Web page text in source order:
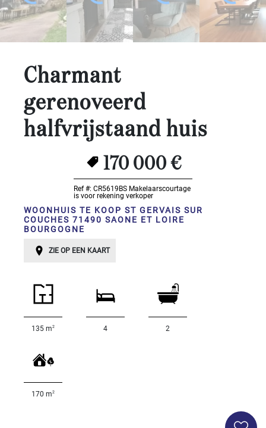
Slaapkamers:
3-5
6-
10
SPECIFICEER
Staat
van
Land
oppervlakte
500
500
Charmant
gerenoveerd
halfvrijstaand huis
170 000 €
Ref #: CR5619BS Makelaarscourtage
is voor rekening verkoper
WOONHUIS TE KOOP ST GERVAIS SUR
COUCHES 71490 SAONE ET LOIRE
BOURGOGNE
ZIE OP EEN KAART
135 m2 4 2
170 m2